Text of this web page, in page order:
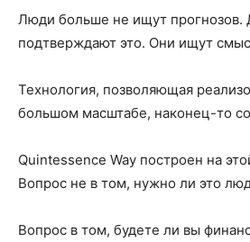
Люди больше не ищут прогнозов.
подтверждают это. Они ищут
Технология, позволяющая
большом масштабе, наконец-то
Quintessence Way построен на
Вопрос не в том, нужно ли это
Вопрос в том, будете ли вы